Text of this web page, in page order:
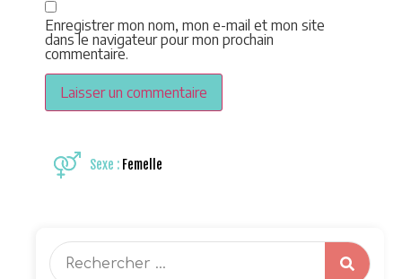
Enregistrer mon nom, mon e-mail et mon site
dans le navigateur pour mon prochain
commentaire.
Sexe : Femelle